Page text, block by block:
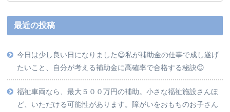
最近の投稿
今日は少し良い日になりました😄私が補助金の仕事で成し遂げ
たいこと、自分が考える補助金に高確率で合格する秘訣😊
福祉車両なら、最大５００万円の補助。小さな福祉施設さんほ
ど、いただける可能性があります。障がいをおもちのお子さん